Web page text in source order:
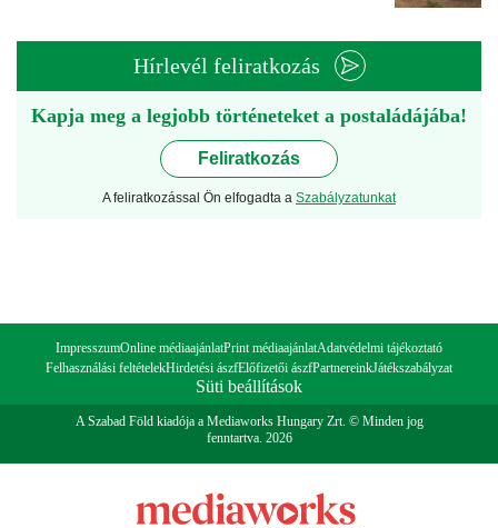
Hírlevél feliratkozás
Kapja meg a legjobb történeteket a postaládájába!
Feliratkozás
A feliratkozással Ön elfogadta a Szabályzatunkat
ImpresszumOnline médiaajánlatPrint médiaajánlatAdatvédelmi tájékoztató
Felhasználási feltételekHirdetési ászfElőfizetői ászfPartnereinkJátékszabályzat
Süti beállítások
A Szabad Föld kiadója a Mediaworks Hungary Zrt. © Minden jog
fenntartva. 2026